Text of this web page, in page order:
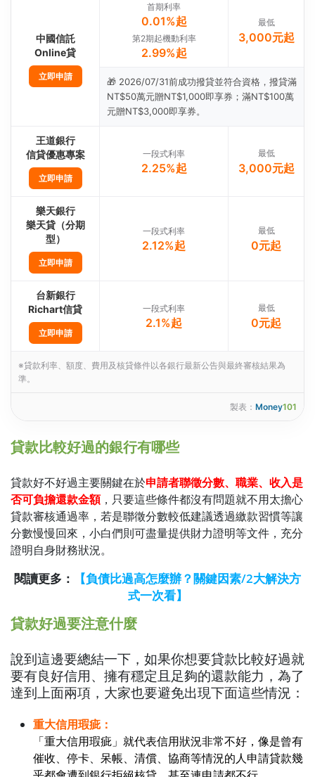
中國信託
Online貸
立即申請
首期利率
0.01%起
第2期起機動利率
2.99%起
最低
3,000元起
🎁 2026/07/31前成功撥貸並符合資格，撥貸滿
NT$50萬元贈NT$1,000即享券；滿NT$100萬
元贈NT$3,000即享券。
王道銀行
信貸優惠專案
立即申請
一段式利率
2.25%起
最低
3,000元起
樂天銀行
樂天貸（分期
型）
立即申請
一段式利率
2.12%起
最低
0元起
台新銀行
Richart信貸
立即申請
一段式利率
2.1%起
最低
0元起
※貸款利率、額度、費用及核貸條件以各銀行最新公告與最終審核結果為
準。
製表： Money101
貸款比較好過的銀行有哪些
貸款好不好過主要關鍵在於申請者聯徵分數、職業、收入是
否可負擔還款金額，只要這些條件都沒有問題就不用太擔心
貸款審核通過率，若是聯徵分數較低建議透過繳款習慣等讓
分數慢慢回來，小白們則可盡量提供財力證明等文件，充分
證明自身財務狀況。
閱讀更多：
【負債比過高怎麼辦？關鍵因素/2大解決方
式一次看】
貸款好過要注意什麼
說到這邊要總結一下，如果你想要貸款比較好過就
要有良好信用、擁有穩定且足夠的還款能力，為了
達到上面兩項，大家也要避免出現下面這些情況：
重大信用瑕疵：
「重大信用瑕疵」就代表信用狀況非常不好，像是曾有
催收、停卡、呆帳、清償、協商等情況的人申請貸款幾